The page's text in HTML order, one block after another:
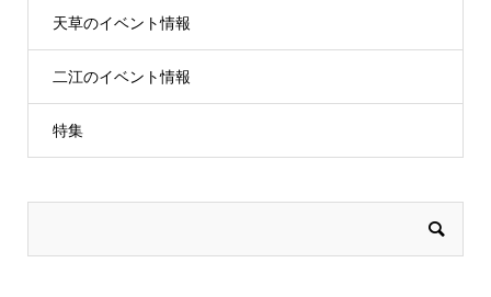
天草のイベント情報
二江のイベント情報
特集